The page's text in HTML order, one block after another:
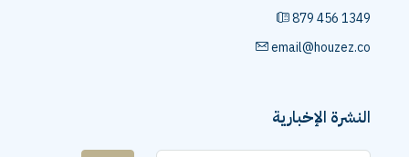
879 456 1349
email@houzez.co
النشرة الإخبارية